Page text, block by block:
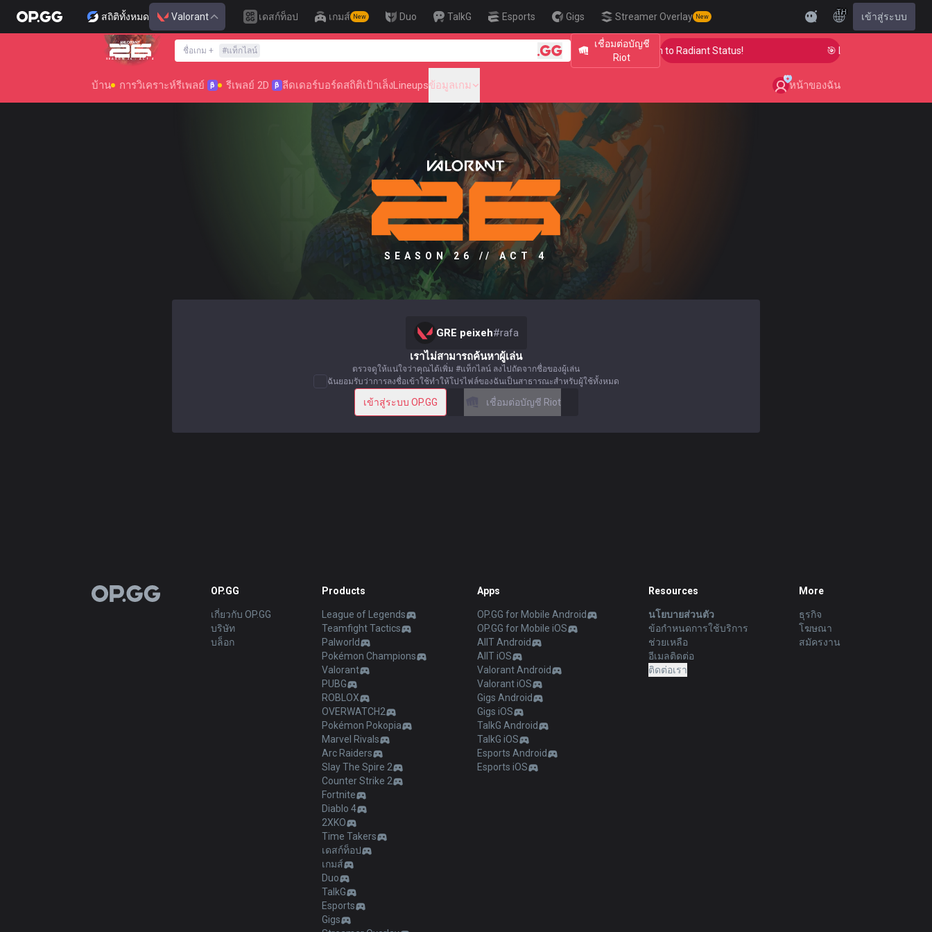
สถิติทั้งหมด Valorant เดสก์ท็อป เกมส์ New Duo TalkG Esports Gigs Streamer Overlay New
TH เข้าสู่ระบบ
SEASON 26 : ACT 4
ชื่อเกม + #แท็กไลน์
เชื่อมต่อบัญชี
Riot
🎯 Level Up Your Aim to Radiant Status! 🎯 Level Up Your Aim to
บ้าน การวิเคราะห์รีเพลย์ β รีเพลย์ 2D β ลีดเดอร์บอร์ดสถิติเป้าเล็งLineupsข้อมูลเกม หน้าของฉัน
SEASON 26 // ACT 4
GRE peixeh#rafa
เราไม่สามารถค้นหาผู้เล่น
ตรวจดูให้แน่ใจว่าคุณได้เพิ่ม #แท็กไลน์ ลงไปถัดจากชื่อของผู้เล่น
ฉันยอมรับว่าการลงชื่อเข้าใช้ทำให้โปรไฟล์ของฉันเป็นสาธารณะสำหรับผู้ใช้ทั้งหมด
เข้าสู่ระบบ OP.GG เชื่อมต่อบัญชี Riot
OP.GG OP.GG
เกี่ยวกับ OP.GG
บริษัท
บล็อก
Products
League of Legends
Teamfight Tactics
Palworld
Pokémon Champions
Valorant
PUBG
ROBLOX
OVERWATCH2
Pokémon Pokopia
Marvel Rivals
Arc Raiders
Slay The Spire 2
Counter Strike 2
Fortnite
Diablo 4
2XKO
Time Takers
เดสก์ท็อป
เกมส์
Duo
TalkG
Esports
Gigs
Apps
OP.GG for Mobile Android
OP.GG for Mobile iOS
AllT Android
AllT iOS
Valorant Android
Valorant iOS
Gigs Android
Gigs iOS
TalkG Android
TalkG iOS
Esports Android
Esports iOS
Resources
นโยบายส่วนตัว
ข้อกำหนดการใช้บริการ
ช่วยเหลือ
อีเมลติดต่อ
ติดต่อเรา
More
ธุรกิจ
โฆษณา
สมัครงาน